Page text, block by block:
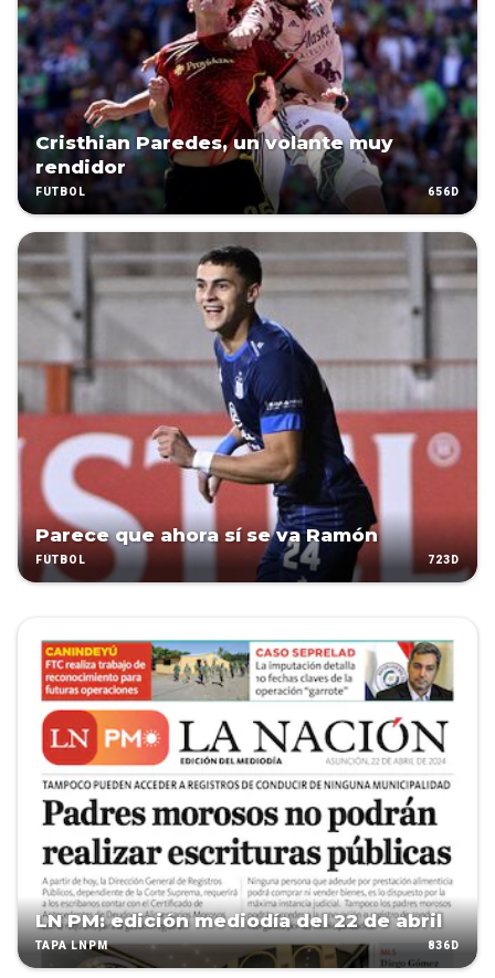
Cristhian Paredes, un volante muy
rendidor
FÚTBOL 656D
Parece que ahora sí se va Ramón
FÚTBOL 723D
LN PM: edición mediodía del 22 de abril
TAPA LNPM 836D